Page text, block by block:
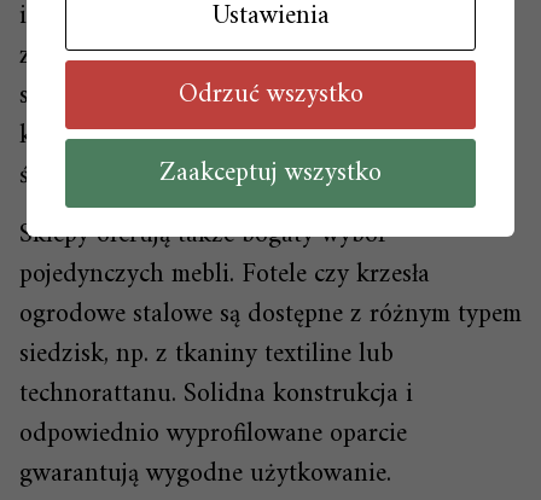
i potrzeb. Warto także wybrać metalowe
zestawy jadalniane, które składają się ze
stalowych krzeseł i stołu. Dzięki temu w
komfortowych warunkach zjemy posiłek na
świeżym powietrzu.
Sklepy oferują także bogaty wybór
pojedynczych mebli. Fotele czy krzesła
ogrodowe stalowe są dostępne z różnym typem
siedzisk, np. z tkaniny textiline lub
technorattanu. Solidna konstrukcja i
odpowiednio wyprofilowane oparcie
gwarantują wygodne użytkowanie.
Ustawienia
Odrzuć wszystko
Zaakceptuj wszystko